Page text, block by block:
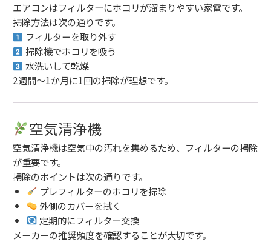
エアコンはフィルターにホコリが溜まりやすい家電です。
掃除方法は次の通りです。
フィルターを取り外す
掃除機でホコリを吸う
水洗いして乾燥
2週間〜1か月に1回の掃除が理想です。
空気清浄機
空気清浄機は空気中の汚れを集めるため、フィルターの掃除
が重要です。
掃除のポイントは次の通りです。
プレフィルターのホコリを掃除
外側のカバーを拭く
定期的にフィルター交換
メーカーの推奨頻度を確認することが大切です。